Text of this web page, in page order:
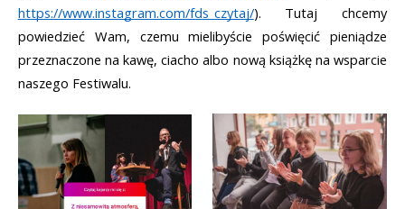
https://www.instagram.com/fds_czytaj/). Tutaj chcemy
powiedzieć Wam, czemu mielibyście poświęcić pieniądze
przeznaczone na kawę, ciacho albo nową książkę na wsparcie
naszego Festiwalu.